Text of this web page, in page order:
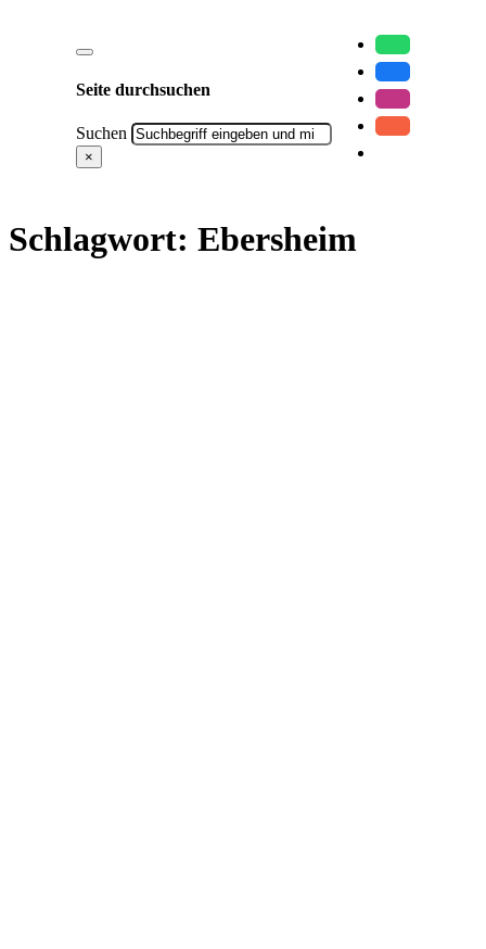
Seite durchsuchen
Suchen
×
Schlagwort: Ebersheim